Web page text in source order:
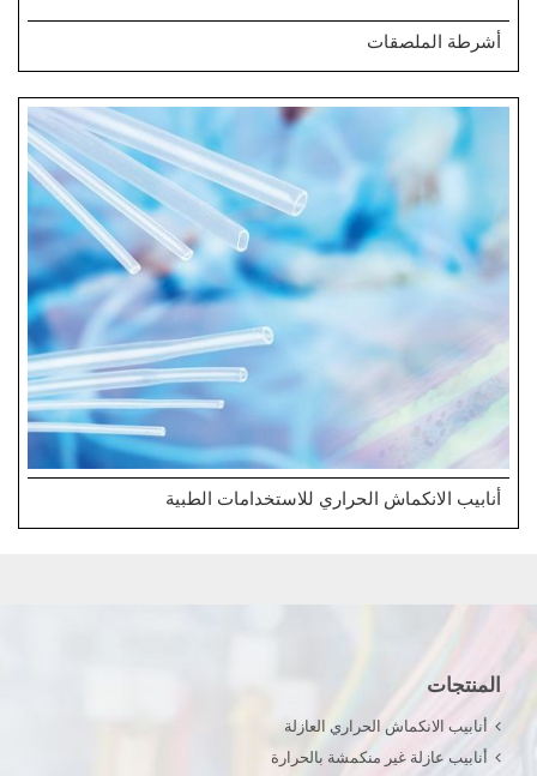
أشرطة الملصقات
أنابيب الانكماش الحراري للاستخدامات الطبية
المنتجات
أنابيب الانكماش الحراري العازلة
أنابيب عازلة غير منكمشة بالحرارة